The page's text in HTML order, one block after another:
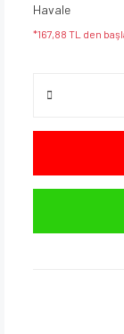
Havale
*167,88 TL den